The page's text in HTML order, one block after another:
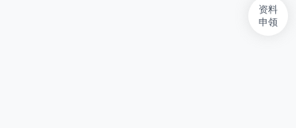
资料
申领